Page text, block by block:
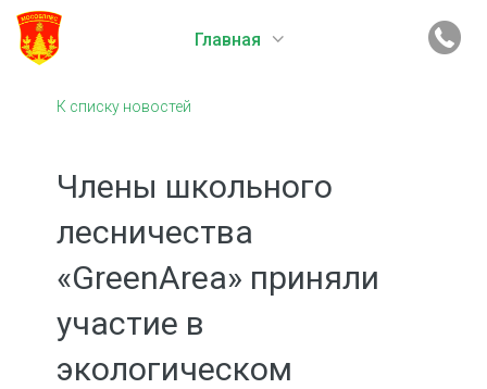
Главная
К списку новостей
Члены школьного
лесничества
«GreenArea» приняли
участие в
экологическом